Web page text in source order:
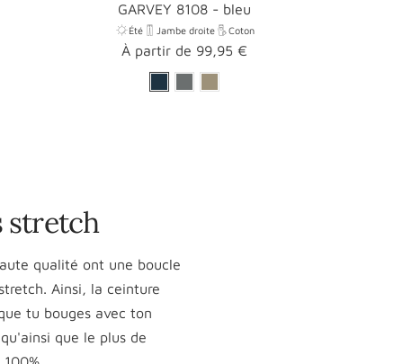
GARVEY 8108 - bleu
Été Jambe droite Coton
Prix
promotionnel
À partir de 99,95 €
stretch
qualité ont une boucle
Ainsi, la ceinture
tu bouges avec ton
que le plus de